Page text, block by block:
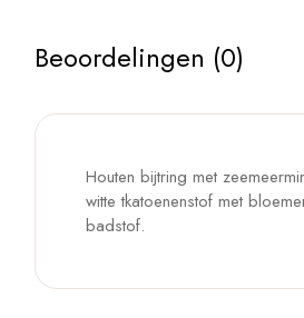
Beoordelingen (0)
Houten bijtring met
witte tkatoenenstof met
badstof.